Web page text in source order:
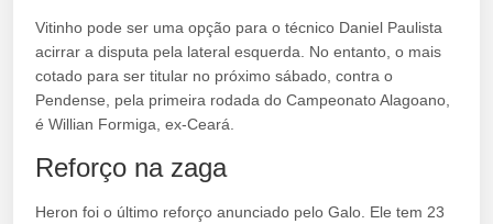
Vitinho pode ser uma opção para o técnico Daniel Paulista
acirrar a disputa pela lateral esquerda. No entanto, o mais
cotado para ser titular no próximo sábado, contra o
Pendense, pela primeira rodada do Campeonato Alagoano,
é Willian Formiga, ex-Ceará.
Reforço na zaga
Heron foi o último reforço anunciado pelo Galo. Ele tem 23